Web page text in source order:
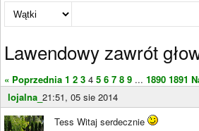
Lawendowy zawrót
« Poprzednia 1 2 3 4 5 6 7 8 9 ... 1890 1891
lojalna_ 21:51, 05 sie 2014
Tess Witaj serdecznie